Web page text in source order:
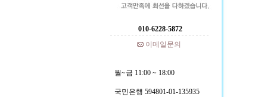
010-6228-5872
이메일문의
월~금 11:00 ~ 18:00
국민은행 594801-01-135935